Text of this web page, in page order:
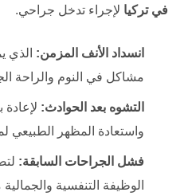
في تركيا لإجراء تدخل جراحي.
انسداد الأنف المزمن: الذي
مشاكل في النوم والراحة
التشوه بعد الحوادث: لإعادة
واستعادة المظهر الطبيعي
فشل الجراحات السابقة:
الوظيفة التنفسية والجمالية